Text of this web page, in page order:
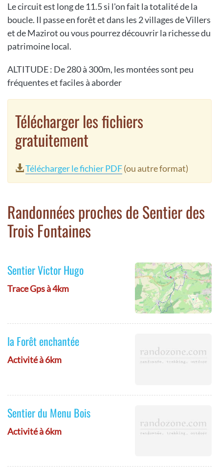
Le circuit est long de 11.5 si l'on fait la totalité de la
boucle. Il passe en forêt et dans les 2 villages de Villers
et de Mazirot ou vous pourrez découvrir la richesse du
patrimoine local.
ALTITUDE : De 280 à 300m, les montées sont peu
fréquentes et faciles à aborder
Télécharger les fichiers
gratuitement
Télécharger le fichier PDF(ou autre format)
Randonnées proches de Sentier des
Trois Fontaines
Sentier Victor Hugo
Trace Gps à 4km
la Forêt enchantée
Activité à 6km
Sentier du Menu Bois
Activité à 6km